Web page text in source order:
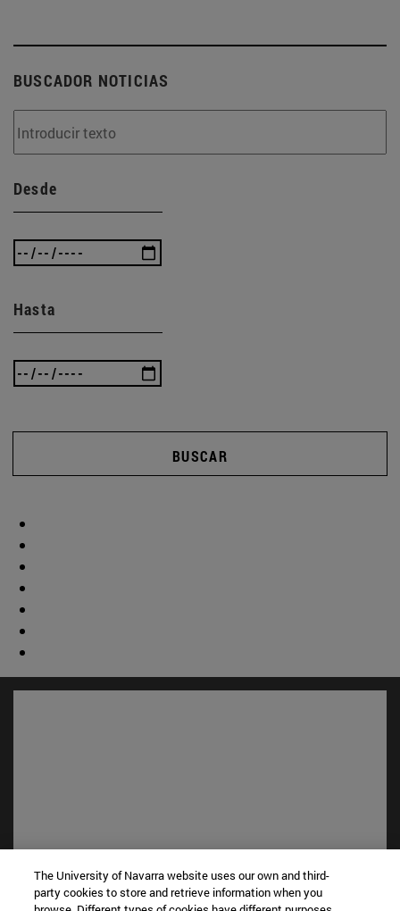
BUSCADOR NOTICIAS
Desde
Hasta
BUSCAR
Accesos directos
Biblioteca(abre en nueva ventana)
The University of Navarra website uses our own and third-
party cookies to store and retrieve information when you